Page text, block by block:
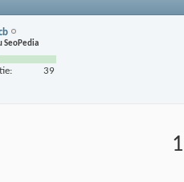
SeoPedia
39